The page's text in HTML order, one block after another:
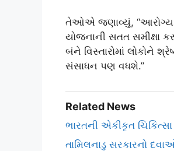
તેઓએ જણાવ્યું, “આરોગ્ય
યોજનાની સતત સમીક્ષા
બંને વિસ્તારોમાં લોકોને
સંસાધન પણ વધશે.”
Related News
ભારતની એકીકૃત
તામિલનાડુ સરકારનો